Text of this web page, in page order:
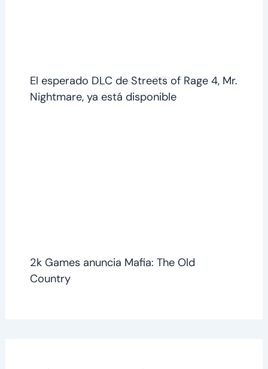
El esperado DLC de Streets of Rage 4, Mr.
Nightmare, ya está disponible
2k Games anuncia Mafia: The Old
Country